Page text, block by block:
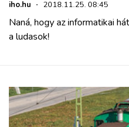
iho.hu · 2018.11.25. 08:45
Naná, hogy az informatikai
a ludasok!